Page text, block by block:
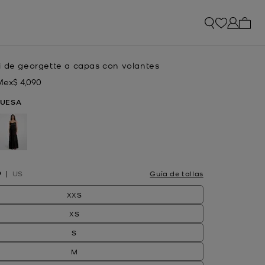
de georgette a capas con volantes
4,090
US Guía de tallas
XXS
XS
S
M